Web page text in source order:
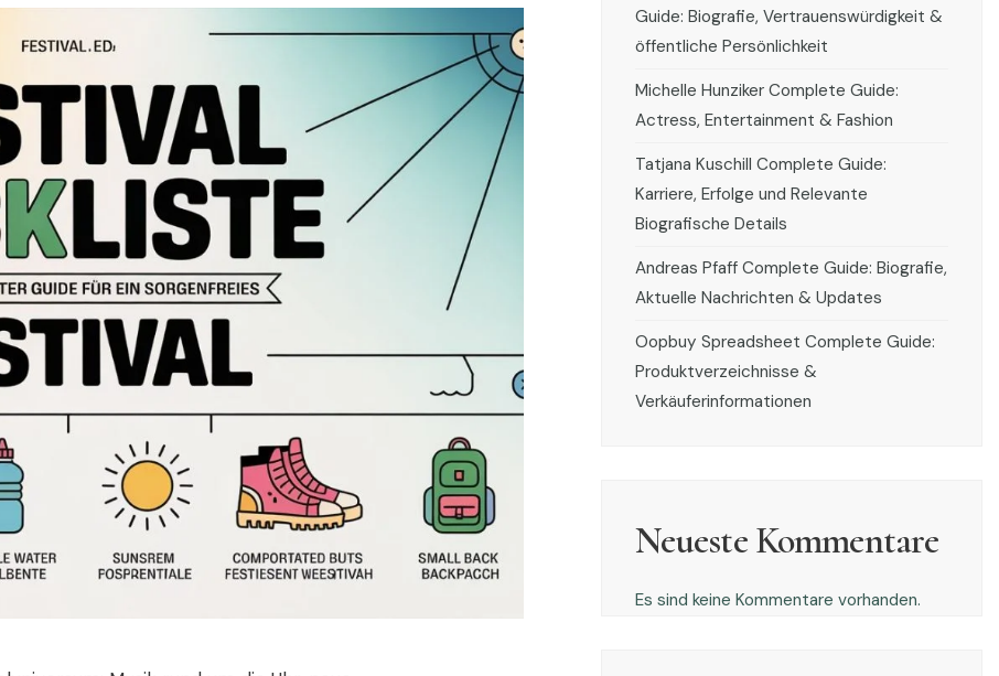
Guide: Biografie, Vertrauenswürdigkeit &
öffentliche Persönlichkeit
Michelle Hunziker Complete Guide:
Actress, Entertainment & Fashion
Tatjana Kuschill Complete Guide:
Karriere, Erfolge und Relevante
Biografische Details
Andreas Pfaff Complete Guide: Biografie,
Aktuelle Nachrichten & Updates
Oopbuy Spreadsheet Complete Guide:
Produktverzeichnisse &
Verkäuferinformationen
Neueste Kommentare
Es sind keine Kommentare vorhanden.